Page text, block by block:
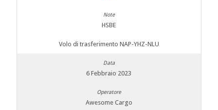
HSBE
Volo di trasferimento NAP-YHZ-NLU
6 Febbraio 2023
Awesome Cargo